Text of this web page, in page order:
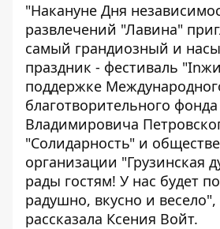
"Накануне Дня
развлечений "Лавина"
самый грандиозный и
праздник - фестиваль
поддержке
благотворительного
Владимировича
"Солидарность" и
организации "Грузинская
рады гостям! У нас будет
радушно, вкусно и весело",
рассказала Ксения Войт.